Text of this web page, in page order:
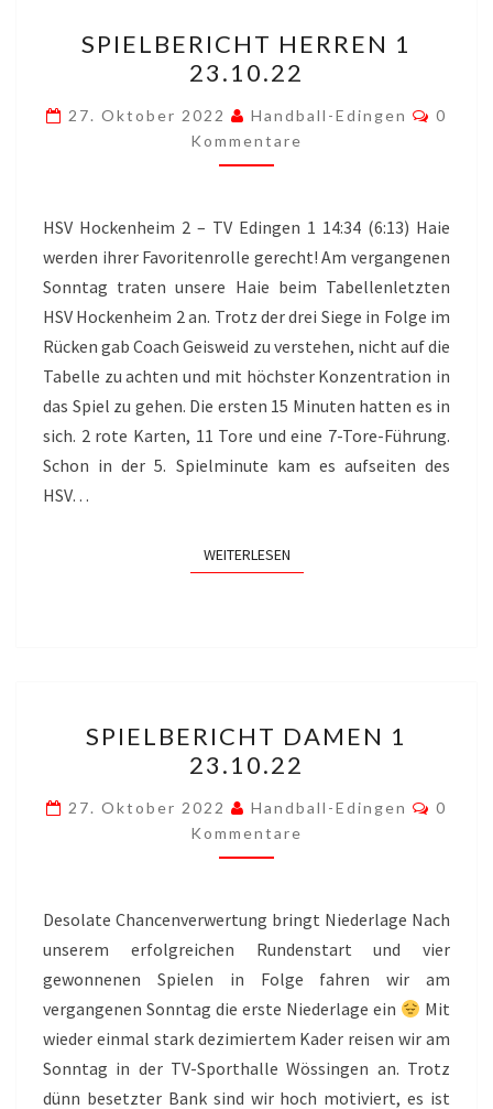
HERREN
1
23.10.22
SPIELBERICHT HERREN 1
23.10.22
27. Oktober 2022 Handball-Edingen
0
Kommentare
HSV Hockenheim 2 – TV Edingen 1 14:34 (6:13) Haie
werden ihrer Favoritenrolle gerecht! Am vergangenen
Sonntag traten unsere Haie beim Tabellenletzten
HSV Hockenheim 2 an. Trotz der drei Siege in Folge im
Rücken gab Coach Geisweid zu verstehen, nicht auf die
Tabelle zu achten und mit höchster Konzentration in
das Spiel zu gehen. Die ersten 15 Minuten hatten es in
sich. 2 rote Karten, 11 Tore und eine 7-Tore-Führung.
Schon in der 5. Spielminute kam es aufseiten des
HSV…
WEITERLESENWEITERLESEN
DAMEN
1
23.10.22
SPIELBERICHT DAMEN 1
23.10.22
27. Oktober 2022 Handball-Edingen
0
Kommentare
Desolate Chancenverwertung bringt Niederlage Nach
unserem erfolgreichen Rundenstart und vier
gewonnenen Spielen in Folge fahren wir am
vergangenen Sonntag die erste Niederlage ein
Mit
wieder einmal stark dezimiertem Kader reisen wir am
Sonntag in der TV-Sporthalle Wössingen an. Trotz
dünn besetzter Bank sind wir hoch motiviert, es ist